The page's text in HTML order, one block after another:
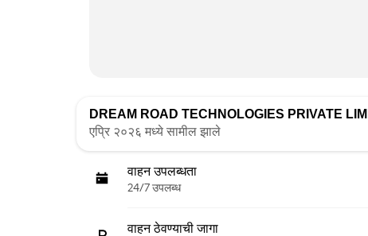
DREAM ROAD TECHNOLOGIES PRIVATE
एप्रि २०२६ मध्ये सामील झाले
वाहन उपलब्धता
24/7 उपलब्ध
वाहन ठेवण्याची जागा